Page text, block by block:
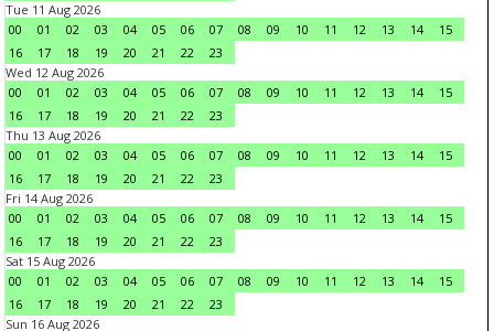
Tue 11 Aug 2026
00
01 02 03 04 05 06 07 08 09 10 11 12 13 14
15
16
17 18 19 20 21 22
23
Wed 12 Aug 2026
00
01 02 03 04 05 06 07 08 09 10 11 12 13 14
15
16
17 18 19 20 21 22
23
Thu 13 Aug 2026
00
01 02 03 04 05 06 07 08 09 10 11 12 13 14
15
16
17 18 19 20 21 22
23
Fri 14 Aug 2026
00
01 02 03 04 05 06 07 08 09 10 11 12 13 14
15
16
17 18 19 20 21 22
23
Sat 15 Aug 2026
00
01 02 03 04 05 06 07 08 09 10 11 12 13 14
15
16
17 18 19 20 21 22
23
Sun 16 Aug 2026